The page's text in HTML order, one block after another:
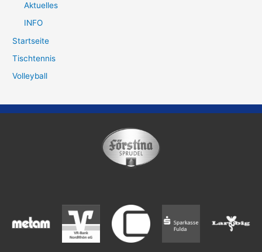
Aktuelles
INFO
Startseite
Tischtennis
Volleyball